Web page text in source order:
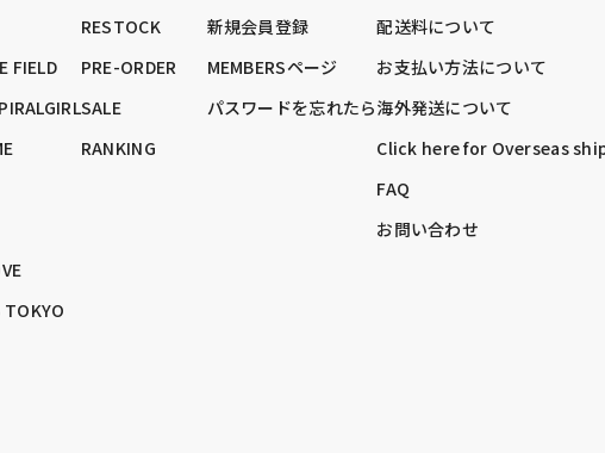
FIELD
TOKYO
RESTOCK
PRE-ORDER
SALE
RANKING
新規会員登録
MEMBERSページ
パスワードを忘れたら
配送料について
お支払い方法について
海外発送について
Click here for Overseas
FAQ
お問い合わせ